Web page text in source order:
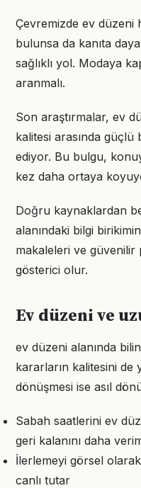
Çevremizde ev düzeni
bulunsa da kanıta
sağlıklı yol. Modaya
aranmalı.
Son araştırmalar, ev
kalitesi arasında
ediyor. Bu bulgu,
kez daha ortaya
Doğru kaynaklardan
alanındaki bilgi
makaleleri ve
gösterici olur.
Ev düzeni ve
ev düzeni alanında
kararların kalitesini de
dönüşmesi ise asıl
Sabah saatlerini ev
geri kalanını daha
İlerlemeyi görsel
canlı tutar